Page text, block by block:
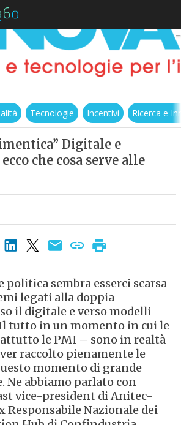
Tecnologie Incentivi Ricerca e
Digitale e
che cosa serve alle
politica sembra esserci scarsa
legati alla doppia
il digitale e verso modelli
tutto in un momento in cui le
le PMI – sono in realtà
raccolto pienamente le
momento di grande
Ne abbiamo parlato con
vice-president di Anitec-
Responsabile Nazionale dei